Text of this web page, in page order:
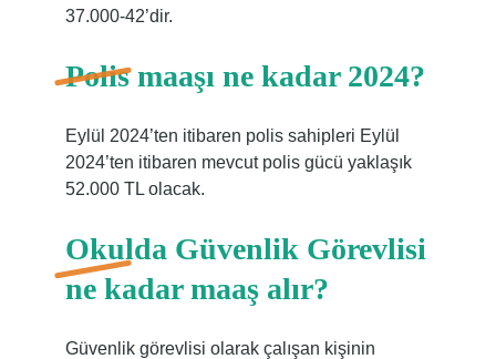
37.000-42’dir.
Polis maaşı ne kadar 2024?
Eylül 2024’ten itibaren polis sahipleri Eylül
2024’ten itibaren mevcut polis gücü yaklaşık
52.000 TL olacak.
Okulda Güvenlik Görevlisi
ne kadar maaş alır?
Güvenlik görevlisi olarak çalışan kişinin